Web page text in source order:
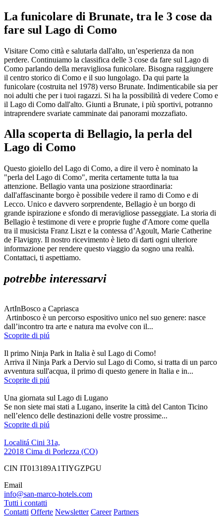
La funicolare di Brunate, tra le 3 cose da
fare sul Lago di Como
Visitare Como città e salutarla dall'alto, un’esperienza da non
perdere. Continuiamo la classifica delle 3 cose da fare sul Lago di
Como parlando della meravigliosa funicolare. Bisogna raggiungere
il centro storico di Como e il suo lungolago. Da qui parte la
funicolare (costruita nel 1978) verso Brunate. Indimenticabile sia per
noi adulti che per i tuoi ragazzi. Si ha la possibilità di vedere Como e
il Lago di Como dall'alto. Giunti a Brunate, i più sportivi, potranno
intraprendere svariate camminate dai panorami mozzafiato.
Alla scoperta di Bellagio, la perla del
Lago di Como
Questo gioiello del Lago di Como, a dire il vero è nominato la
"perla del Lago di Como", merita certamente tutta la tua
attenzione. Bellagio vanta una posizione straordinaria:
dall'affascinante borgo è possibile vedere il ramo di Como e di
Lecco. Unico e davvero sorprendente, Bellagio è un borgo di
grande ispirazione e sfondo di meravigliose passeggiate. La storia di
Bellagio è testimone di vere e proprie fughe d'Amore come quella
tra il musicista Franz Liszt e la contessa d’Agoult, Marie Catherine
de Flavigny. Il nostro ricevimento è lieto di darti ogni ulteriore
informazione per rendere questo viaggio da sogno una realtà.
Contattaci, ti aspettiamo.
potrebbe interessarvi
ArtInBosco a Capriasca
Artinbosco è un percorso espositivo unico nel suo genere: nasce
dall’incontro tra arte e natura ma evolve con il...
Scoprite di piú
Il primo Ninja Park in Italia è sul Lago di Como!
Arriva il Ninja Park a Dervio sul Lago di Como, si tratta di un parco
avventura sull'acqua, il primo di questo genere in Italia e in...
Scoprite di piú
Una giornata sul Lago di Lugano
Se non siete mai stati a Lugano, inserite la città del Canton Ticino
nell’elenco delle destinazioni delle vostre prossime...
Scoprite di piú
Localitá Cini 31a,
22018 Cima di Porlezza (CO)
CIN IT013189A1TIYGZPGU
Email
info@san-marco-hotels.com
Tutti i contatti
Contatti Offerte Newsletter Career Partners